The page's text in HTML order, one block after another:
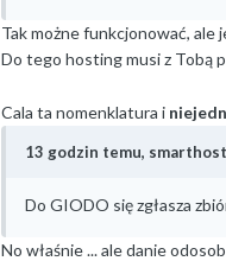
Tak możne funkcjonować, ale
Do tego hosting musi z Tobą
Cala ta nomenklatura i
13 godzin temu, smarthost
Do GIODO się zgłasza
No właśnie ... ale danie